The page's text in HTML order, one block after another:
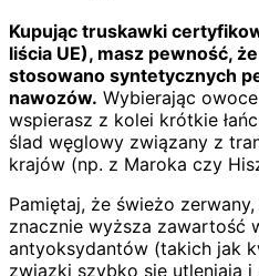
Kupując truskawki
liścia UE), masz pewność,
stosowano syntetycznych
nawozów. Wybierając
wspierasz z kolei krótkie
ślad węglowy związany z
krajów (np. z Maroka czy
Pamiętaj, że świeżo
znacznie wyższa zawartość
antyoksydantów (takich jak
związki szybko się utleniają i